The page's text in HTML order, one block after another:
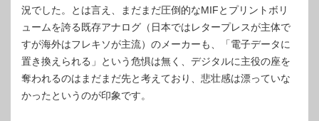
況でした。とは言え、まだまだ圧倒的なMIFとプリントボリ
ュームを誇る既存アナログ（日本ではレタープレスが主体で
すが海外はフレキソが主流）のメーカーも、「電子データに
置き換えられる」という危惧は無く、デジタルに主役の座を
奪われるのはまだまだ先と考えており、悲壮感は漂っていな
かったというのが印象です。